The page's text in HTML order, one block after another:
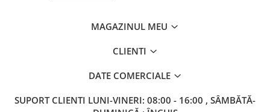
MAGAZINUL MEU
CLIENTI
DATE COMERCIALE
SUPORT CLIENTI LUNI-VINERI: 08:00 - 16:00 , SÂMBĂTĂ-